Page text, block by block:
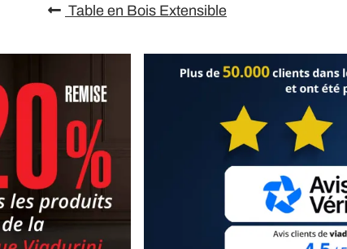
Table en Bois Extensible